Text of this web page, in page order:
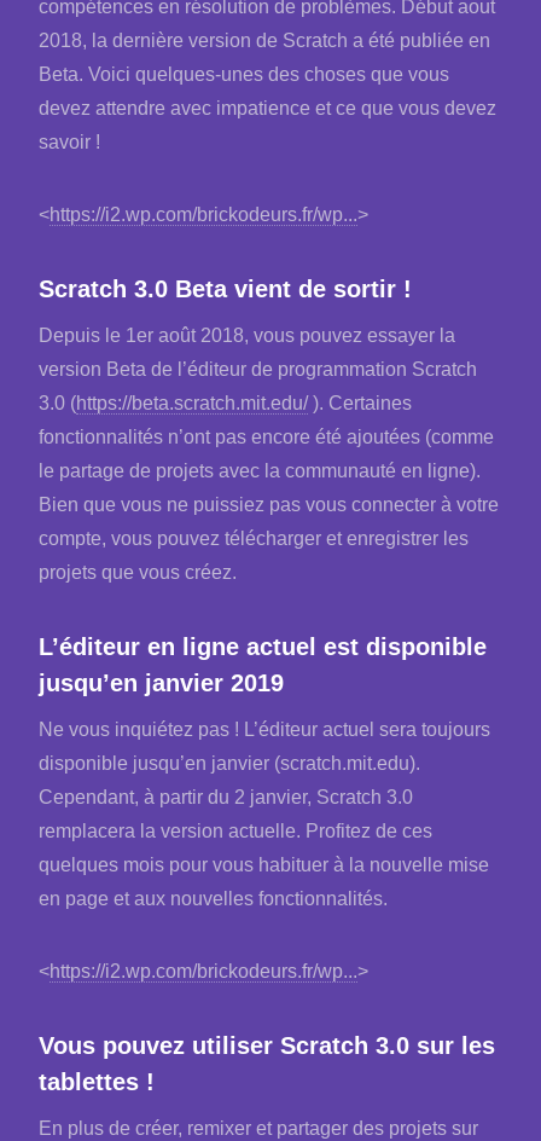
compétences en résolution de problèmes. Début aout
2018, la dernière version de Scratch a été publiée en
Beta. Voici quelques-unes des choses que vous
devez attendre avec impatience et ce que vous devez
savoir !
<https://i2.wp.com/brickodeurs.fr/wp...>
Scratch 3.0 Beta vient de sortir !
Depuis le 1er août 2018, vous pouvez essayer la
version Beta de l’éditeur de programmation Scratch
3.0 (https://beta.scratch.mit.edu/). Certaines
fonctionnalités n’ont pas encore été ajoutées (comme
le partage de projets avec la communauté en ligne).
Bien que vous ne puissiez pas vous connecter à votre
compte, vous pouvez télécharger et enregistrer les
projets que vous créez.
L’éditeur en ligne actuel est disponible
jusqu’en janvier 2019
Ne vous inquiétez pas ! L’éditeur actuel sera toujours
disponible jusqu’en janvier (scratch.mit.edu).
Cependant, à partir du 2 janvier, Scratch 3.0
remplacera la version actuelle. Profitez de ces
quelques mois pour vous habituer à la nouvelle mise
en page et aux nouvelles fonctionnalités.
<https://i2.wp.com/brickodeurs.fr/wp...>
Vous pouvez utiliser Scratch 3.0 sur les
tablettes !
En plus de créer, remixer et partager des projets sur